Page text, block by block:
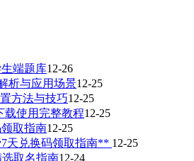
端题库12-26
析与应用场景12-25
方法与技巧12-25
载使用完整教程12-25
取指南12-25
天兑换码领取指南** 12-25
取名指南12-24